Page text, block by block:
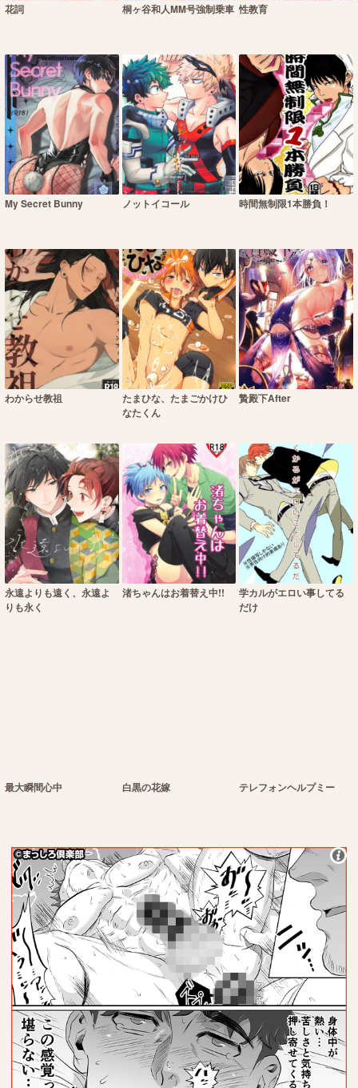
花詞 桐ヶ谷和人MM号強制乗車 性教育
My Secret Bunny ノットイコール 時間無制限1本勝負！
わからせ教祖
たまひな、たまごかけひ
なたくん
贄殿下After
永遠よりも遠く、永遠よ
りも永く
渚ちゃんはお着替え中!!
学カルがエロい事してる
だけ
最大瞬間心中 白黒の花嫁 テレフォンヘルプミー